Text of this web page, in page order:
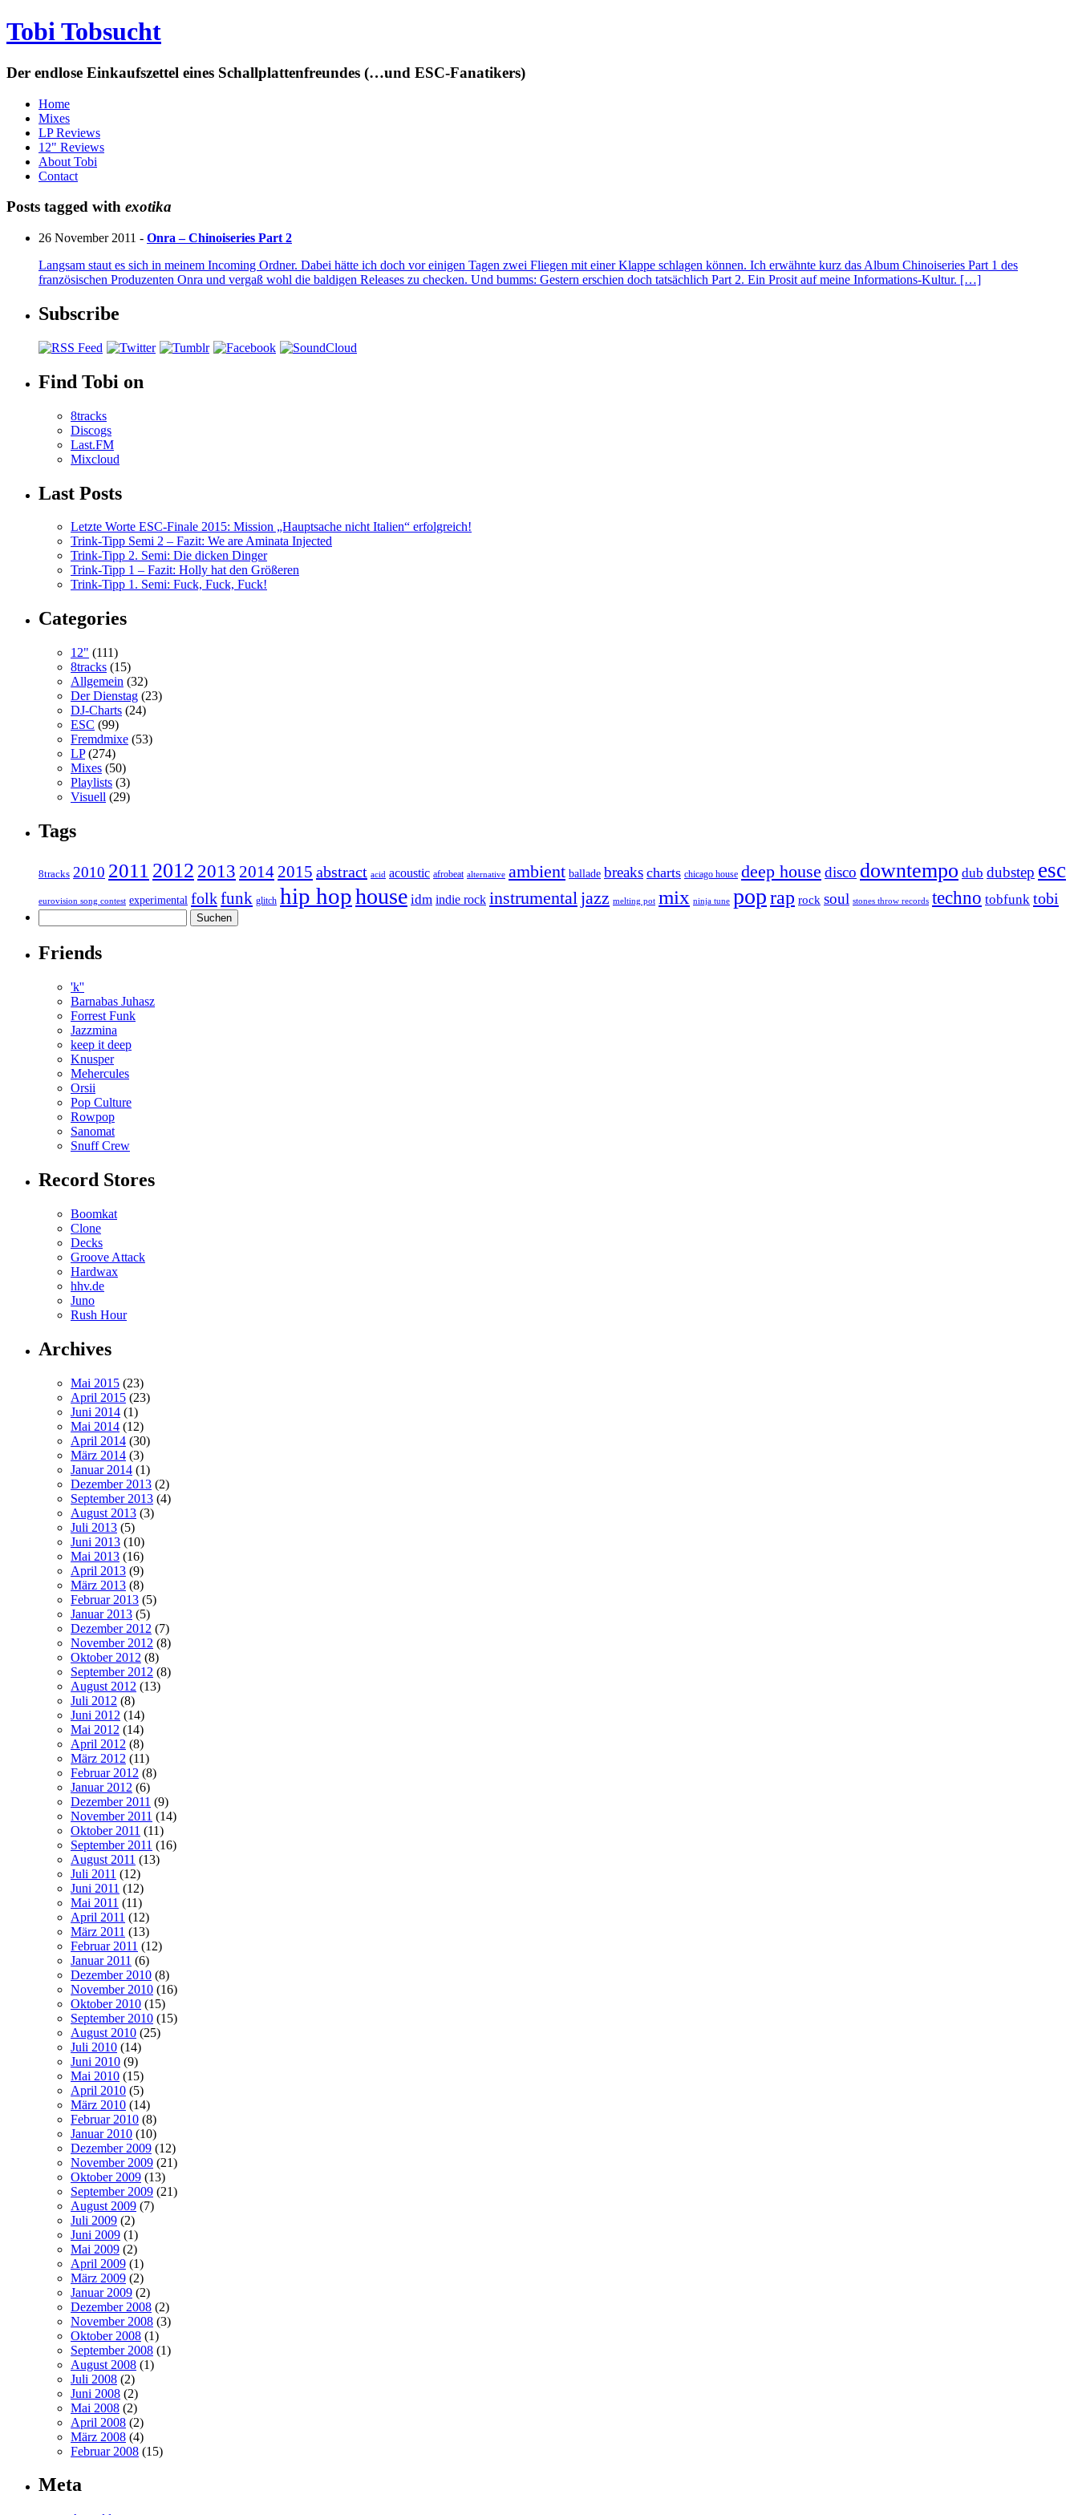
Tobi Tobsucht
Der endlose Einkaufszettel eines Schallplattenfreundes (…und ESC-Fanatikers)
Home
Mixes
LP Reviews
12" Reviews
About Tobi
Contact
Posts tagged with exotika
26 November 2011 - Onra – Chinoiseries Part 2
Langsam staut es sich in meinem Incoming Ordner. Dabei hätte ich doch vor einigen Tagen zwei Fliegen mit einer Klappe schlagen können. Ich erwähnte kurz das Album Chinoiseries Part 1 des
französischen Produzenten Onra und vergaß wohl die baldigen Releases zu checken. Und bumms: Gestern erschien doch tatsächlich Part 2. Ein Prosit auf meine Informations-Kultur. […]
Subscribe
Find Tobi on
8tracks
Discogs
Last.FM
Mixcloud
Last Posts
Letzte Worte ESC-Finale 2015: Mission „Hauptsache nicht Italien“ erfolgreich!
Trink-Tipp Semi 2 – Fazit: We are Aminata Injected
Trink-Tipp 2. Semi: Die dicken Dinger
Trink-Tipp 1 – Fazit: Holly hat den Größeren
Trink-Tipp 1. Semi: Fuck, Fuck, Fuck!
Categories
12" (111)
8tracks (15)
Allgemein (32)
Der Dienstag (23)
DJ-Charts (24)
ESC (99)
Fremdmixe (53)
LP(274)
Mixes (50)
Playlists (3)
Visuell (29)
Tags
8tracks 2010 2011 2012 2013 2014 2015 abstract acid acoustic afrobeat alternative ambient ballade breaks charts chicago house deep house disco downtempo dub dubstep esc
eurovision song contest experimental folkfunk glitch hip hophouse idm indie rock instrumentaljazz melting pot mix ninja tune poprap rock soul stones throw records techno tobfunk tobi
nach:
Friends
'k''
Barnabas Juhasz
Forrest Funk
Jazzmina
keep it deep
Knusper
Mehercules
Orsii
Pop Culture
Rowpop
Sanomat
Snuff Crew
Record Stores
Boomkat
Clone
Decks
Groove Attack
Hardwax
hhv.de
Juno
Rush Hour
Archives
Mai 2015 (23)
April 2015 (23)
Juni 2014 (1)
Mai 2014 (12)
April 2014 (30)
März 2014 (3)
Januar 2014 (1)
Dezember 2013 (2)
September 2013 (4)
August 2013 (3)
Juli 2013 (5)
Juni 2013 (10)
Mai 2013 (16)
April 2013 (9)
März 2013 (8)
Februar 2013 (5)
Januar 2013 (5)
Dezember 2012 (7)
November 2012 (8)
Oktober 2012 (8)
September 2012 (8)
August 2012 (13)
Juli 2012 (8)
Juni 2012 (14)
Mai 2012 (14)
April 2012 (8)
März 2012 (11)
Februar 2012 (8)
Januar 2012 (6)
Dezember 2011 (9)
November 2011 (14)
Oktober 2011 (11)
September 2011 (16)
August 2011 (13)
Juli 2011 (12)
Juni 2011 (12)
Mai 2011 (11)
April 2011 (12)
März 2011 (13)
Februar 2011 (12)
Januar 2011 (6)
Dezember 2010 (8)
November 2010 (16)
Oktober 2010 (15)
September 2010 (15)
August 2010 (25)
Juli 2010 (14)
Juni 2010 (9)
Mai 2010 (15)
April 2010 (5)
März 2010 (14)
Februar 2010 (8)
Januar 2010 (10)
Dezember 2009 (12)
November 2009 (21)
Oktober 2009 (13)
September 2009 (21)
August 2009 (7)
Juli 2009 (2)
Juni 2009 (1)
Mai 2009 (2)
April 2009 (1)
März 2009 (2)
Januar 2009 (2)
Dezember 2008 (2)
November 2008 (3)
Oktober 2008 (1)
September 2008 (1)
August 2008 (1)
Juli 2008 (2)
Juni 2008 (2)
Mai 2008 (2)
April 2008 (2)
März 2008 (4)
Februar 2008 (15)
Meta